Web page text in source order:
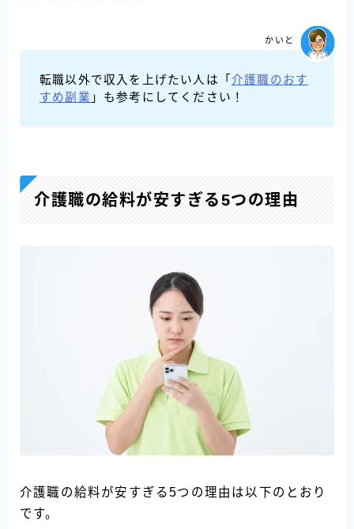
転職以外で収入を上げたい人は「 介護職のおす
すめ副業 」も参考にしてください！
かいと
介護職の給料が安すぎる5つの理由
介護職の給料が安すぎる5つの理由は以下のとおり
です。